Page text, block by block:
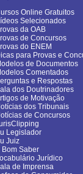
Online Gratuitos
Selecionados
da OAB
de Concursos
do ENEM
para Provas e
de Documentos
Comentados
e Respostas
dos Doutrinadores
de Motivação
dos Tribunais
de Concursos
Legislador
Juiz
Bom Saber
Jurídico
de Imprensa